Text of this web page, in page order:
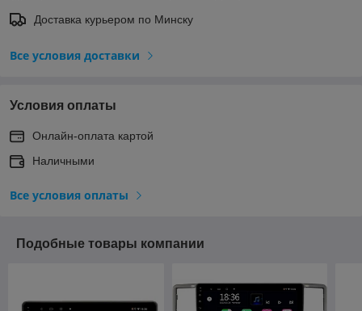
Доставка курьером по Минску
Все условия доставки
Условия оплаты
Онлайн-оплата картой
Наличными
Все условия оплаты
Подобные товары компании